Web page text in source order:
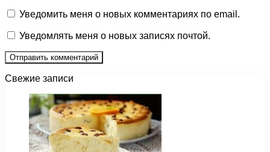
Уведомить меня о новых комментариях по email.
Уведомлять меня о новых записях почтой.
Свежие записи